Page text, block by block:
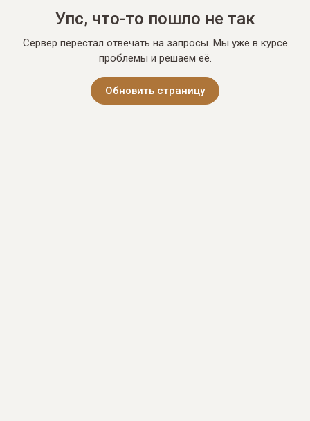
Упс, что-то пошло не так
Сервер перестал отвечать на запросы. Мы уже в курсе
проблемы и решаем её.
Обновить страницу